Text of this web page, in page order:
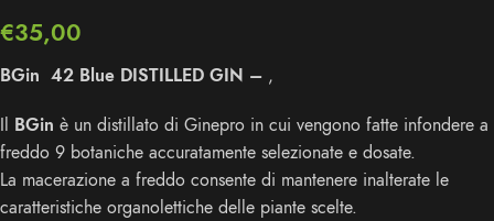
€35,00
BGin 42 Blue DISTILLED GIN – ,
Il BGin è un distillato di Ginepro in cui vengono fatte infondere a
freddo 9 botaniche accuratamente selezionate e dosate.
La macerazione a freddo consente di mantenere inalterate le
caratteristiche organolettiche delle piante scelte.